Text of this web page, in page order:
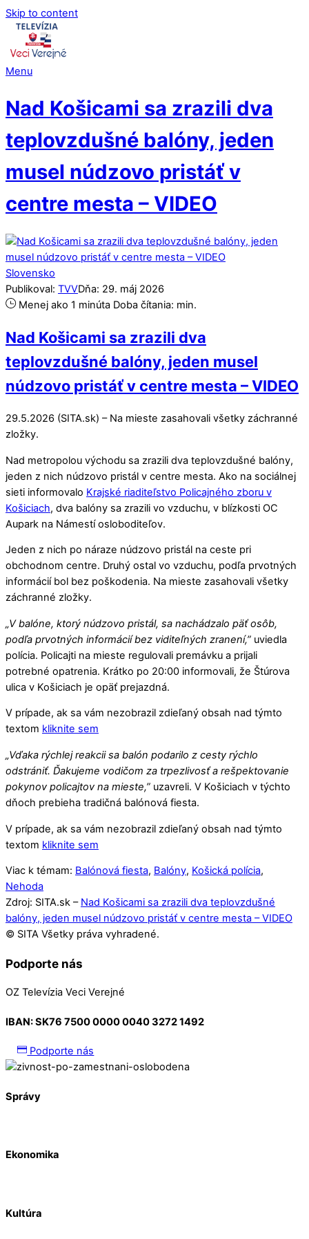
Skip to content
Menu
Nad Košicami sa zrazili dva
teplovzdušné balóny, jeden
musel núdzovo pristáť v
centre mesta – VIDEO
Slovensko
Publikoval: TVVDňa: 29. máj 2026
Menej ako 1 minúta Doba čítania: min.
Nad Košicami sa zrazili dva
teplovzdušné balóny, jeden musel
núdzovo pristáť v centre mesta – VIDEO
29.5.2026 (SITA.sk) – Na mieste zasahovali všetky záchranné
zložky.
Nad metropolou východu sa zrazili dva teplovzdušné balóny,
jeden z nich núdzovo pristál v centre mesta. Ako na sociálnej
sieti informovalo Krajské riaditeľstvo Policajného zboru v
Košiciach, dva balóny sa zrazili vo vzduchu, v blízkosti OC
Aupark na Námestí osloboditeľov.
Jeden z nich po náraze núdzovo pristál na ceste pri
obchodnom centre. Druhý ostal vo vzduchu, podľa prvotných
informácií bol bez poškodenia. Na mieste zasahovali všetky
záchranné zložky.
„V balóne, ktorý núdzovo pristál, sa nachádzalo päť osôb,
podľa prvotných informácií bez viditeľných zranení,” uviedla
polícia. Policajti na mieste regulovali premávku a prijali
potrebné opatrenia. Krátko po 20:00 informovali, že Štúrova
ulica v Košiciach je opäť prejazdná.
V prípade, ak sa vám nezobrazil zdieľaný obsah nad týmto
textom kliknite sem
„Vďaka rýchlej reakcii sa balón podarilo z cesty rýchlo
odstrániť. Ďakujeme vodičom za trpezlivosť a rešpektovanie
pokynov policajtov na mieste,” uzavreli. V Košiciach v týchto
dňoch prebieha tradičná balónová fiesta.
V prípade, ak sa vám nezobrazil zdieľaný obsah nad týmto
textom kliknite sem
Viac k témam: Balónová fiesta, Balóny, Košická polícia,
Nehoda
Zdroj: SITA.sk – Nad Košicami sa zrazili dva teplovzdušné
balóny, jeden musel núdzovo pristáť v centre mesta – VIDEO
© SITA Všetky práva vyhradené.
Podporte nás
OZ Televízia Veci Verejné
IBAN:SK76 7500 0000 0040 3272 1492
Podporte nás
Správy
Ekonomika
Kultúra